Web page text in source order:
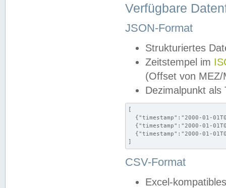
Verfügbare
JSON-Format
Strukturiertes
Zeitstempel im
(Offset von MEZ/
Dezimalpunkt als
[
{"timestamp":"2000-01-
{"timestamp":"2000-01-
{"timestamp":"2000-01-
]
CSV-Format
Excel-